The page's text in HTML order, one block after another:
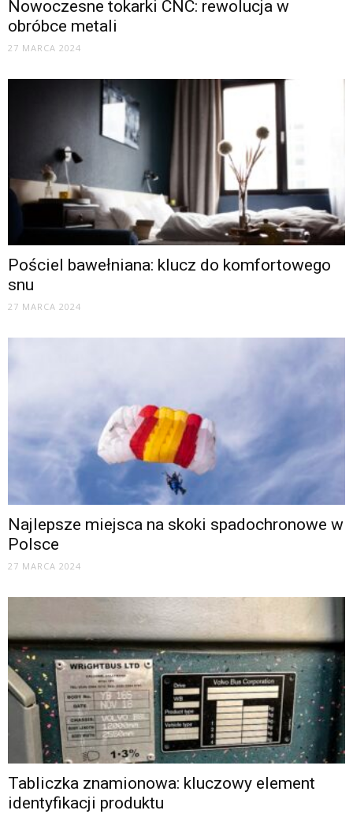
Nowoczesne tokarki CNC: rewolucja w
obróbce metali
27 MARCA 2024
Pościel bawełniana: klucz do komfortowego
snu
27 MARCA 2024
Najlepsze miejsca na skoki spadochronowe w
Polsce
27 MARCA 2024
Tabliczka znamionowa: kluczowy element
identyfikacji produktu